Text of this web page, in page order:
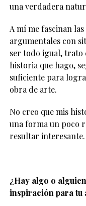
una verdadera
A mí me fascinan
argumentales con
ser todo igual, trato
historia que hago,
suficiente para
obra de arte.
No creo que mis
una forma un poco
resultar interesante.
¿Hay algo o
inspiración para tu